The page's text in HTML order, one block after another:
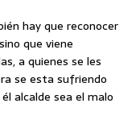
hay que reconocer
que viene
a quienes se les
se esta sufriendo
alcalde sea el malo